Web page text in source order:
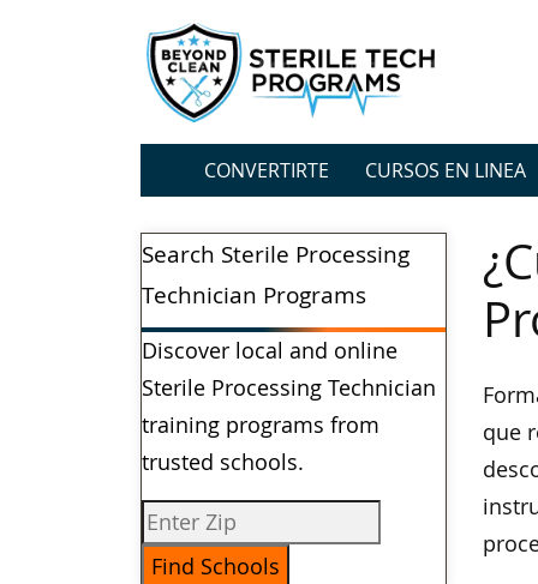
CONVERTIRTE CURSOS EN LINEA
Search Sterile Processing
Technician Programs
Discover local and online
Sterile Processing Technician
training programs from
trusted schools.
que